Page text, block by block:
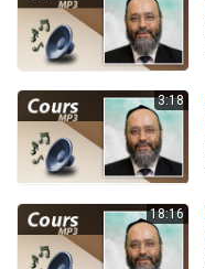
3:18
18:16